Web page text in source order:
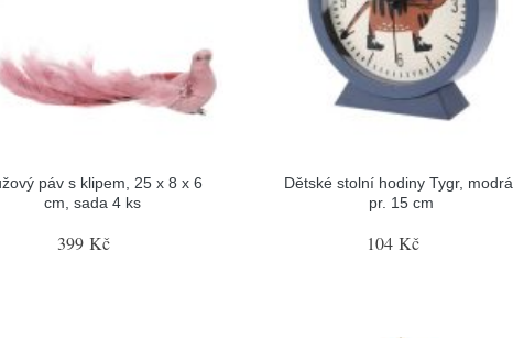
páv s klipem, 25 x 8 x 6
cm, sada 4 ks
399 Kč
Dětské stolní hodiny Tygr, modrá,
pr. 15 cm
104 Kč